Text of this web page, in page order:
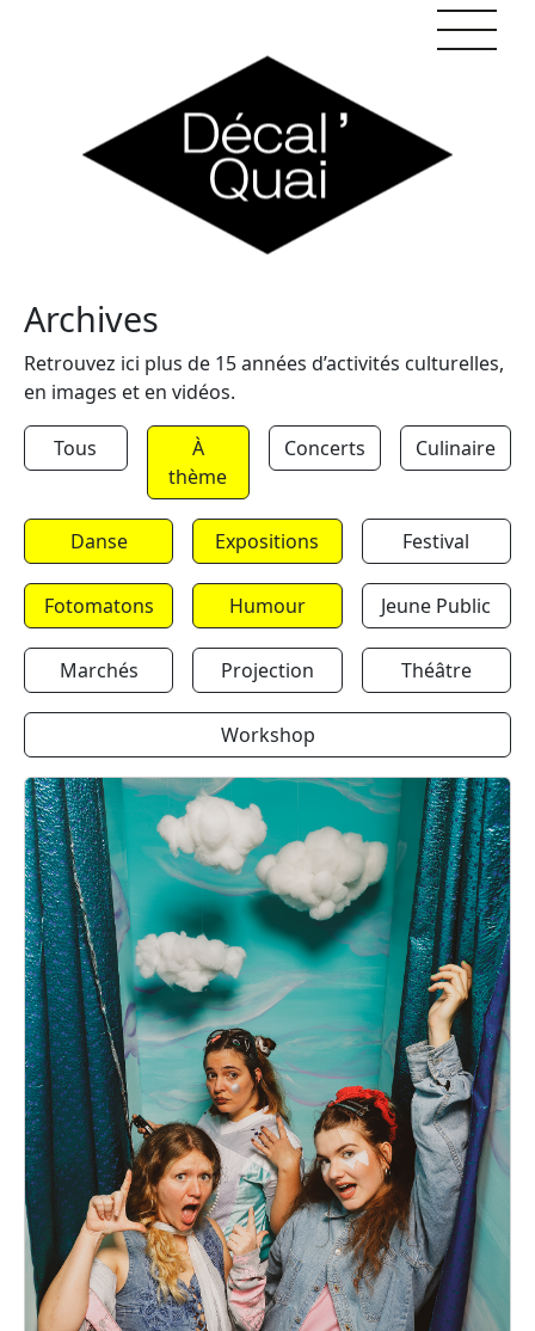
Archives
Retrouvez ici plus de 15 années d’activités culturelles,
en images et en vidéos.
Tous
À
thème
Concerts Culinaire
Danse Expositions Festival
Fotomatons Humour Jeune Public
Marchés Projection Théâtre
Workshop